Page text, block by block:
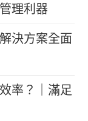
理利器
決方案全面
率？｜滿足